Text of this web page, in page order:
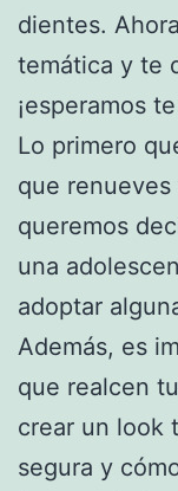
dientes.
temática y te
¡esperamos
Lo primero
que
queremos
una
adoptar
Además, es
que realcen
crear un look
segura y